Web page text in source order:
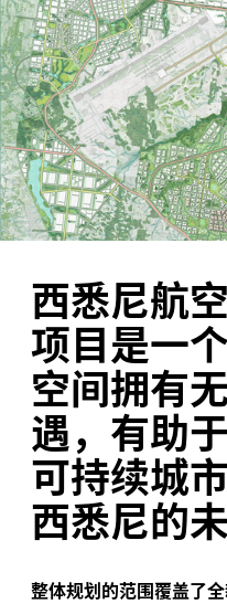
西悉尼航
项目是一
空间拥有
遇，有助
可持续城
西悉尼的未
整体规划的范围覆盖了